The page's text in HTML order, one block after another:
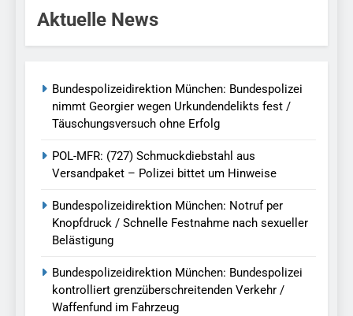
Aktuelle News
Bundespolizeidirektion München: Bundespolizei
nimmt Georgier wegen Urkundendelikts fest /
Täuschungsversuch ohne Erfolg
POL-MFR: (727) Schmuckdiebstahl aus
Versandpaket – Polizei bittet um Hinweise
Bundespolizeidirektion München: Notruf per
Knopfdruck / Schnelle Festnahme nach sexueller
Belästigung
Bundespolizeidirektion München: Bundespolizei
kontrolliert grenzüberschreitenden Verkehr /
Waffenfund im Fahrzeug